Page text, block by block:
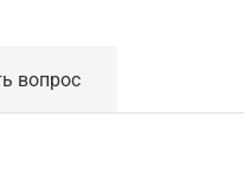
вопрос